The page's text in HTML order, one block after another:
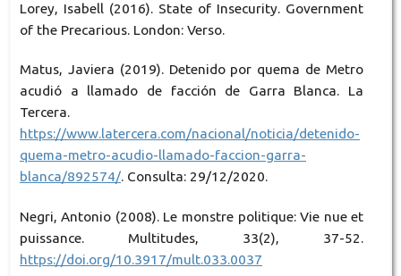
Lorey, Isabell (2016). State of Insecurity. Government
of the Precarious. London: Verso.
Matus, Javiera (2019). Detenido por quema de Metro
acudió a llamado de facción de Garra Blanca. La
Tercera.
https://www.latercera.com/nacional/noticia/detenido-
quema-metro-acudio-llamado-faccion-garra-
blanca/892574/. Consulta: 29/12/2020.
Negri, Antonio (2008). Le monstre politique: Vie nue et
puissance. Multitudes, 33(2), 37-52.
https://doi.org/10.3917/mult.033.0037